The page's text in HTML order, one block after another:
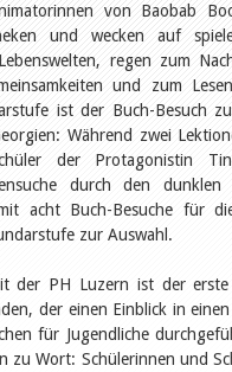
von Baobab
und wecken auf
regen zum
und zum
ist der Buch-Besuch
Während zwei
der Protagonistin
durch den dunklen
acht Buch-Besuche für
zur Auswahl.
der PH Luzern ist der
der einen Einblick in
für Jugendliche
zu Wort: Schülerinnen und